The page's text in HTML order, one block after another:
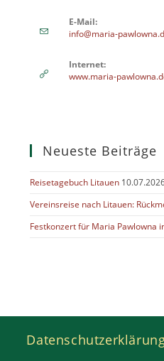
E-Mail:
info@maria-
Internet:
www.maria-
Neueste Beiträge
Reisetagebuch Litauen
Vereinsreise nach Litauen:
Festkonzert für Maria Pawlowna